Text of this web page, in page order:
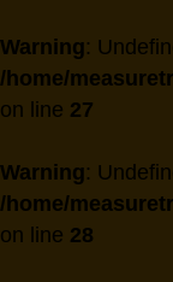
Warning:
/home/
on line 27
Warning:
/home/
on line 28